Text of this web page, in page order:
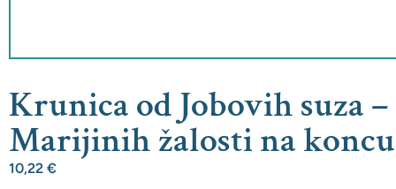
Krunica od Jobovih suza –
Marijinih žalosti na koncu
10,22 €